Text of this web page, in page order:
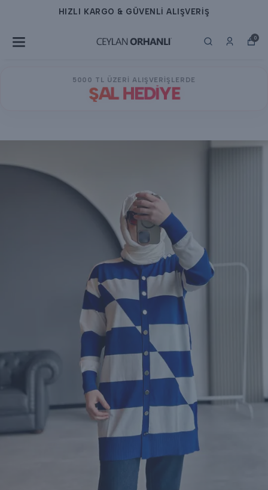
HIZLI KARGO & GÜVENLİ ALIŞVERİŞ
0
5000 TL ÜZERİ ALIŞVERİŞLERDE
ŞAL HEDİYE